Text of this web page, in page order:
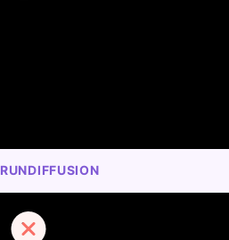
RUNDIFFUSION